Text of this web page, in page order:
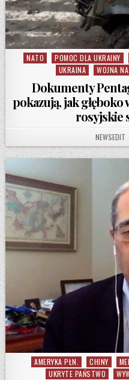
Posted in
NATO POMOC DLA UKRAINY
UKRAINA
WOJNA
Dokumenty
pokazują, jak głęboko
rosyjskie
AUTHOR:
NEWSEDIT
Posted in
AMERYKA PŁN. CHINY
UKRYTE PAŃSTWO